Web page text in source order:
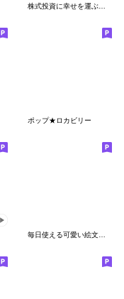
株式投資に幸せを運ぶ絵文字
ポップ★ロカビリー
毎日使える可愛い絵文字２